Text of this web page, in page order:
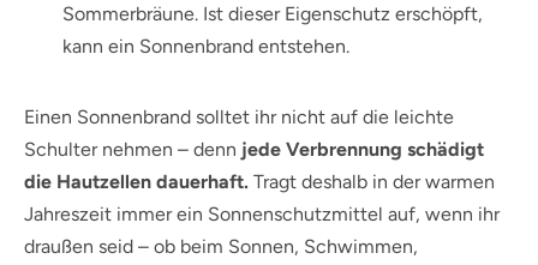
Sommerbräune. Ist dieser Eigenschutz erschöpft,
kann ein Sonnenbrand entstehen.
Einen Sonnenbrand solltet ihr nicht auf die leichte
Schulter nehmen – denn jede Verbrennung schädigt
die Hautzellen dauerhaft. Tragt deshalb in der warmen
Jahreszeit immer ein Sonnenschutzmittel auf, wenn ihr
draußen seid – ob beim Sonnen, Schwimmen,